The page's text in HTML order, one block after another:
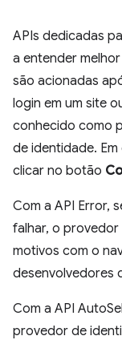
APIs dedicadas
a entender
são acionadas
login em um site
conhecido como
de identidade.
clicar no botão
Com a API Error,
falhar, o
motivos com o
desenvolvedores
Com a API
provedor de